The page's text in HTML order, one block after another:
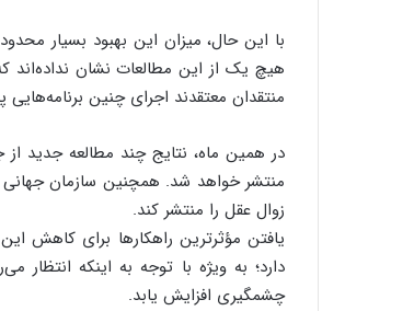
با این حال، میزان این بهبود بسیار
هیچ‌ یک از این مطالعات نشان نداده‌اند
منتقدان معتقدند اجرای چنین
زوال عقل را منتشر کند.
یافتن مؤثرترین راهکارها برای کاهش
دارد؛ به‌ ویژه با توجه به اینکه
چشمگیری افزایش یابد.